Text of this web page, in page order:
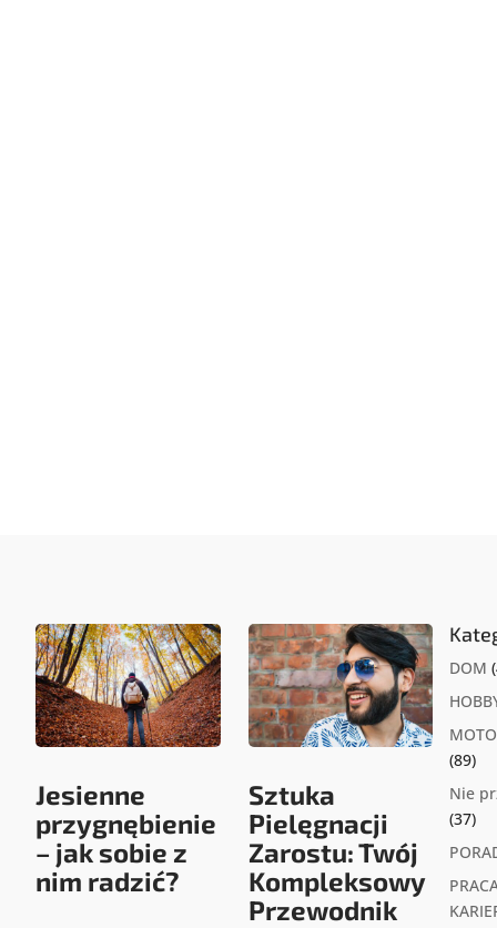
Jesienne
przygnębienie
– jak sobie z
nim radzić?
Sztuka
Pielęgnacji
Zarostu: Twój
Kompleksowy
Przewodnik
DOM
(89)
Nie
(37)